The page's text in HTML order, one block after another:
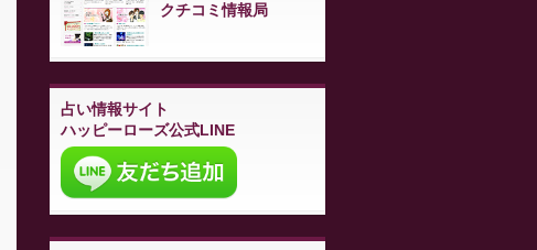
クチコミ情報局
占い情報サイト
ハッピーローズ公式LINE